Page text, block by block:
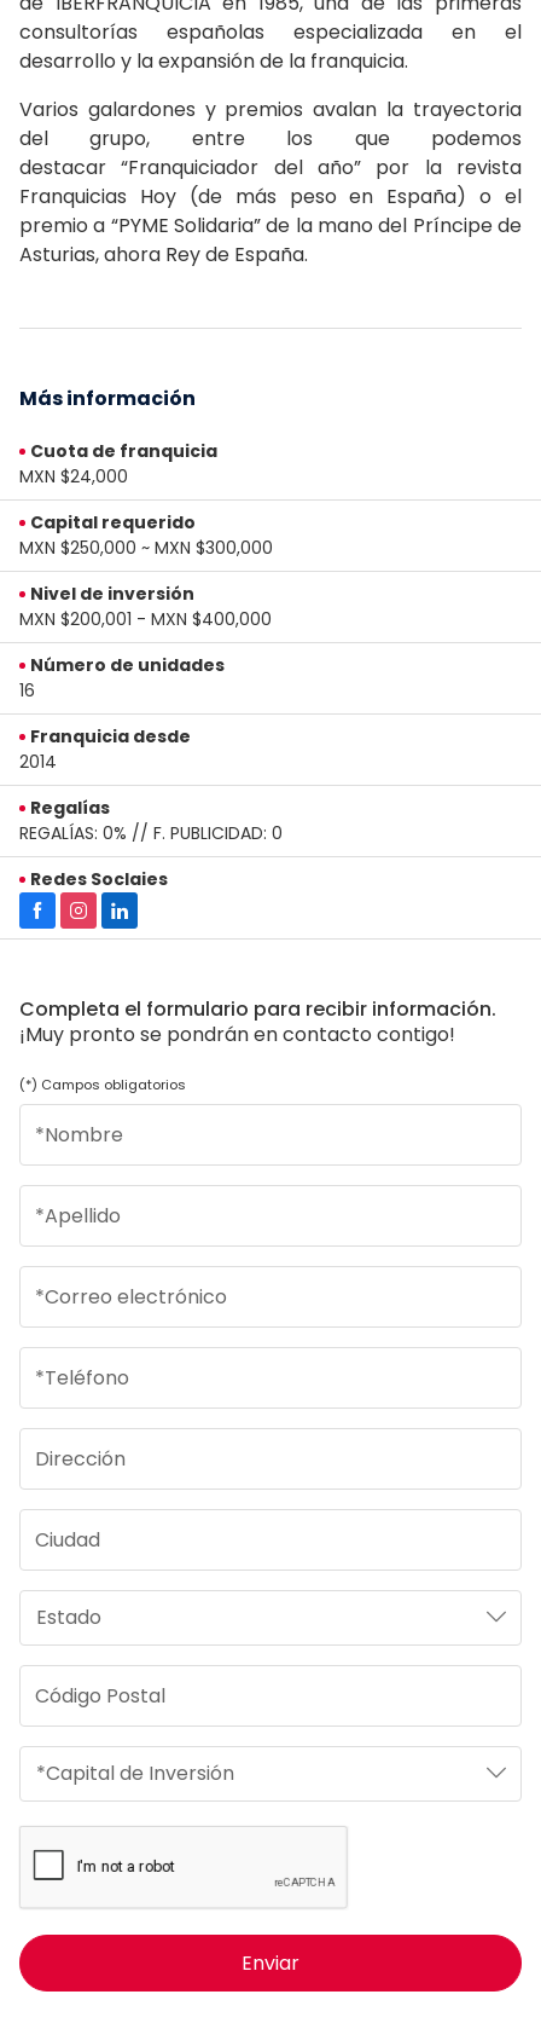
consultorías españolas especializada en el
desarrollo y la expansión de la franquicia.
Varios galardones y premios avalan la trayectoria
del grupo, entre los que podemos
destacar “Franquiciador del año” por la revista
Franquicias Hoy (de más peso en España) o el
premio a “PYME Solidaria” de la mano del Príncipe de
Asturias, ahora Rey de España.
Más información
Cuota de franquicia
MXN $24,000
Capital requerido
MXN $250,000 ~ MXN $300,000
Nivel de inversión
MXN $200,001 - MXN $400,000
Número de unidades
16
Franquicia desde
2014
Regalías
REGALÍAS: 0% // F. PUBLICIDAD: 0
Redes Soclaies
Completa el formulario para recibir información.
¡Muy pronto se pondrán en contacto contigo!
(*) Campos obligatorios
Enviar